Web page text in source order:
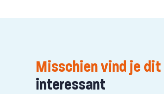
Misschien vind je dit
interessant